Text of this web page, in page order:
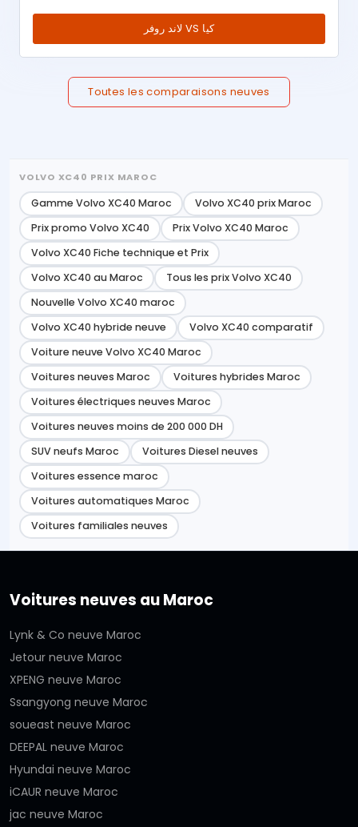
لاند روفر VS كيا
Toutes les comparaisons neuves
VOLVO XC40 PRIX MAROC
Gamme Volvo XC40 Maroc
Volvo XC40 prix Maroc
Prix promo Volvo XC40
Prix Volvo XC40 Maroc
Volvo XC40 Fiche technique et Prix
Volvo XC40 au Maroc
Tous les prix Volvo XC40
Nouvelle Volvo XC40 maroc
Volvo XC40 hybride neuve
Volvo XC40 comparatif
Voiture neuve Volvo XC40 Maroc
Voitures neuves Maroc
Voitures hybrides Maroc
Voitures électriques neuves Maroc
Voitures neuves moins de 200 000 DH
SUV neufs Maroc
Voitures Diesel neuves
Voitures essence maroc
Voitures automatiques Maroc
Voitures familiales neuves
Voitures neuves au Maroc
Lynk & Co neuve Maroc
Jetour neuve Maroc
XPENG neuve Maroc
Ssangyong neuve Maroc
soueast neuve Maroc
DEEPAL neuve Maroc
Hyundai neuve Maroc
iCAUR neuve Maroc
jac neuve Maroc